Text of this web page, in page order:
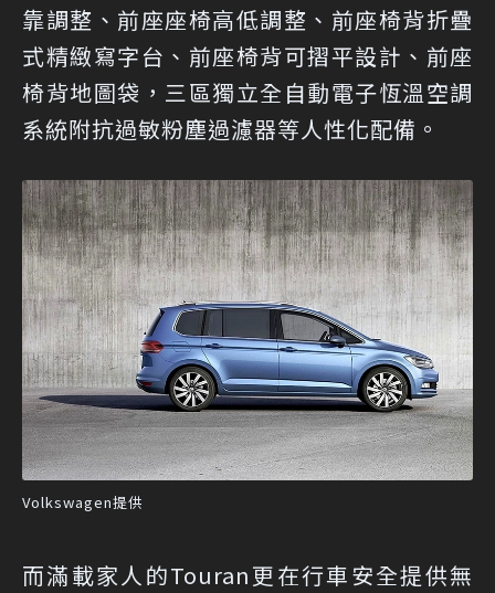
靠調整、前座座椅高低調整、前座椅背折疊
式精緻寫字台、前座椅背可摺平設計、前座
椅背地圖袋，三區獨立全自動電子恆溫空調
系統附抗過敏粉塵過濾器等人性化配備。
Volkswagen提供
而滿載家人的Touran更在行車安全提供無